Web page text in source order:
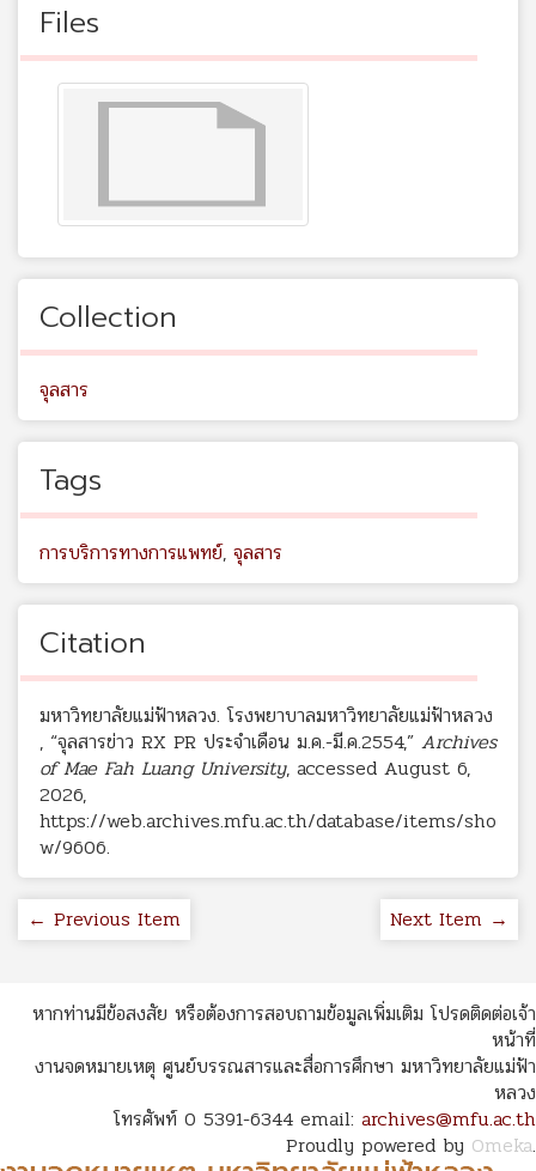
Files
Collection
จุลสาร
Tags
การบริการทางการแพทย์, จุลสาร
Citation
มหาวิทยาลัยแม่ฟ้าหลวง. โรงพยาบาลมหาวิทยาลัยแม่ฟ้าหลวง
, “จุลสารข่าว RX PR ประจำเดือน ม.ค.-มี.ค.2554,” Archives
of Mae Fah Luang University, accessed August 6,
2026,
https://web.archives.mfu.ac.th/database/items/sho
w/9606.
← Previous Item Next Item →
หากท่านมีข้อสงสัย หรือต้องการสอบถามข้อมูลเพิ่มเติม โปรดติดต่อเจ้า
หน้าที่
งานจดหมายเหตุ ศูนย์บรรณสารและสื่อการศึกษา มหาวิทยาลัยแม่ฟ้า
หลวง
โทรศัพท์ 0 5391-6344 email: archives@mfu.ac.th
Proudly powered by Omeka.